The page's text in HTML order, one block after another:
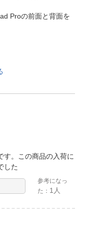
Proの前面と背面を
す。この商品の入荷に
した
参考になっ
た： 1人